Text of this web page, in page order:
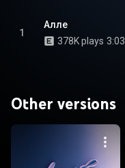
1
Алле
378K plays 3:03
Other versions